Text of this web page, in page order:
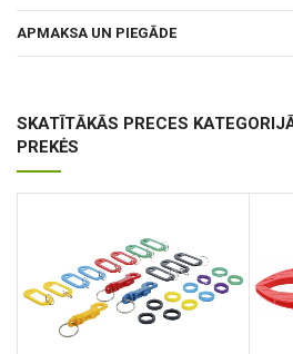
APMAKSA UN PIEGĀDE
SKATĪTĀKĀS PRECES
PREKĖS